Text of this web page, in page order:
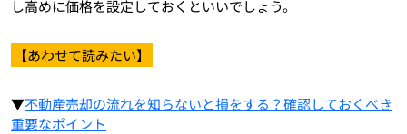
し高めに価格を設定しておくといいでしょう。
【あわせて読みたい】
▼不動産売却の流れを知らないと損をする？確認しておくべき
重要なポイント